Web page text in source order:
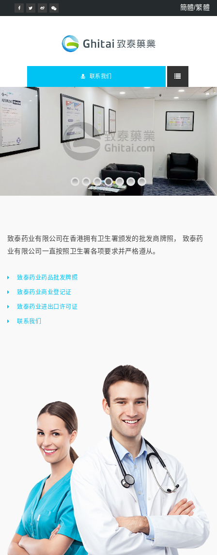
簡體/繁體
联系我们
致泰药业有限公司在香港拥有卫生署颁发的批发商牌照， 致泰药
业有限公司一直按照卫生署各项要求并严格遵从。
致泰药业药品批发牌照
致泰药业商业登记证
致泰药业进出口许可证
联系我们